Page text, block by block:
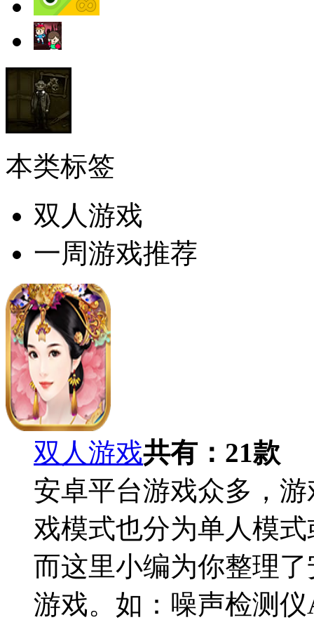
本类标签
双人游戏
一周游戏推荐
双人游戏共有： 21款
安卓平台游戏众多，
戏模式也分为单人模
而这里小编为你整理
游戏。如：噪声检测